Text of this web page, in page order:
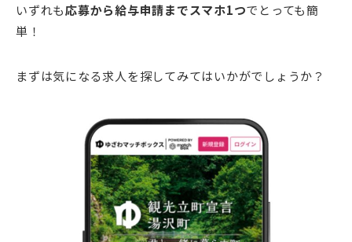
いずれも応募から給与申請までスマホ1つでとっても簡
単！
まずは気になる求人を探してみてはいかがでしょうか？